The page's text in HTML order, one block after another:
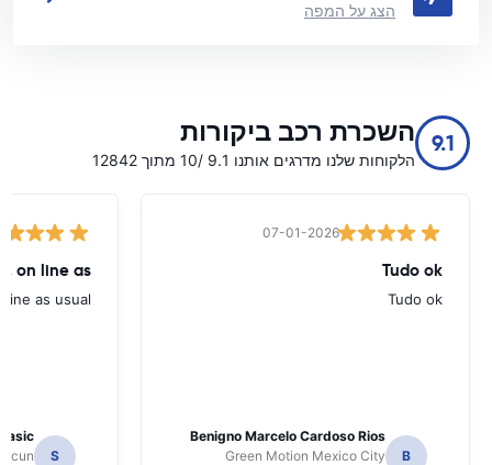
הצג על המפה
9.1 השכרת רכב ביקורות
הלקוחות שלנו מדרגים אותנו 9.1 /10 מתוך 12842
07-01-2026
Tudo ok
Tudo ok
B
Benigno Marcelo Cardoso Rios
Green Motion Mexico City
, on line as
as usual.
S